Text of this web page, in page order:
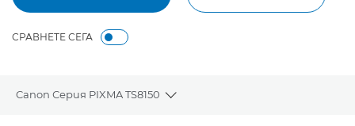
СРАВНЕТЕ СЕГА
Canon Серия PIXMA TS8150
Toggle breadcrumbs